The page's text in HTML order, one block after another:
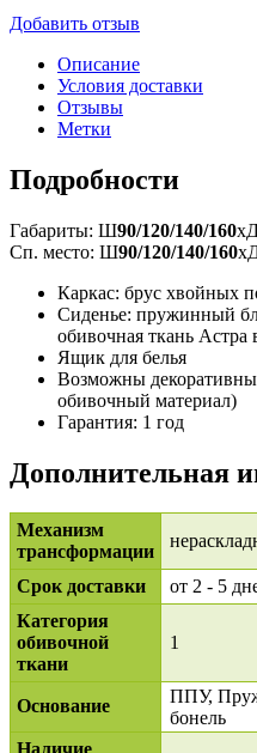
Добавить отзыв
Описание
Условия доставки
Отзывы
Метки
Подробности
Габариты: Ш90/120/140/160
Сп. место: Ш90/120/140/160
Каркас: брус хвойных
Сиденье: пружинный
обивочная ткань Астра
Ящик для белья
Возможны
обивочный материал)
Гарантия: 1 год
Дополнительная
Механизм
трансформации
Срок доставки
от 2 - 5
Категория
обивочной
ткани
1
Основание
ППУ,
бонель